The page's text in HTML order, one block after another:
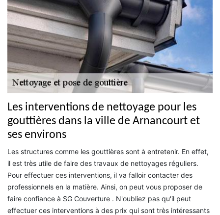
Les interventions de nettoyage pour les
gouttières dans la ville de Arnancourt et
ses environs
Les structures comme les gouttières sont à entretenir. En effet,
il est très utile de faire des travaux de nettoyages réguliers.
Pour effectuer ces interventions, il va falloir contacter des
professionnels en la matière. Ainsi, on peut vous proposer de
faire confiance à SG Couverture . N'oubliez pas qu'il peut
effectuer ces interventions à des prix qui sont très intéressants